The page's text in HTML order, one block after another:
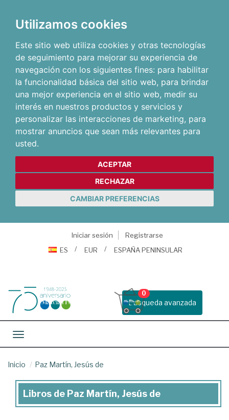
Utilizamos cookies
Este sitio web utiliza cookies y otras tecnologías
de seguimiento para mejorar su experiencia de
navegación con los siguientes fines: para habilitar
la funcionalidad básica del sitio web, para brindar
una mejor experiencia en el sitio web, medir su
interés en nuestros productos y servicios y
personalizar las interacciones de marketing, para
mostrar anuncios que sean más relevantes para
usted.
ACEPTAR
RECHAZAR
CAMBIAR PREFERENCIAS
Iniciar sesión
Registrarse
ES
EUR ESPAÑA PENINSULAR
Busqueda avanzada
0
Toggle navigation
Inicio Paz Martín, Jesús de
Libros
Libros de Paz Martín, Jesús de